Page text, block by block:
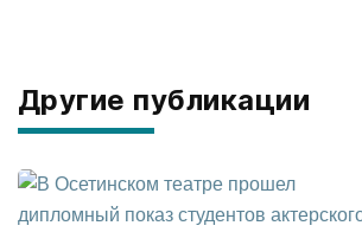
Другие публикации